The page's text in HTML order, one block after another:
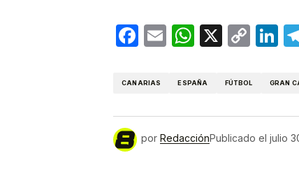
Facebook
Email X
CANARIAS ESPAÑA FÚTBOL GRAN
por RedacciónPublicado el julio